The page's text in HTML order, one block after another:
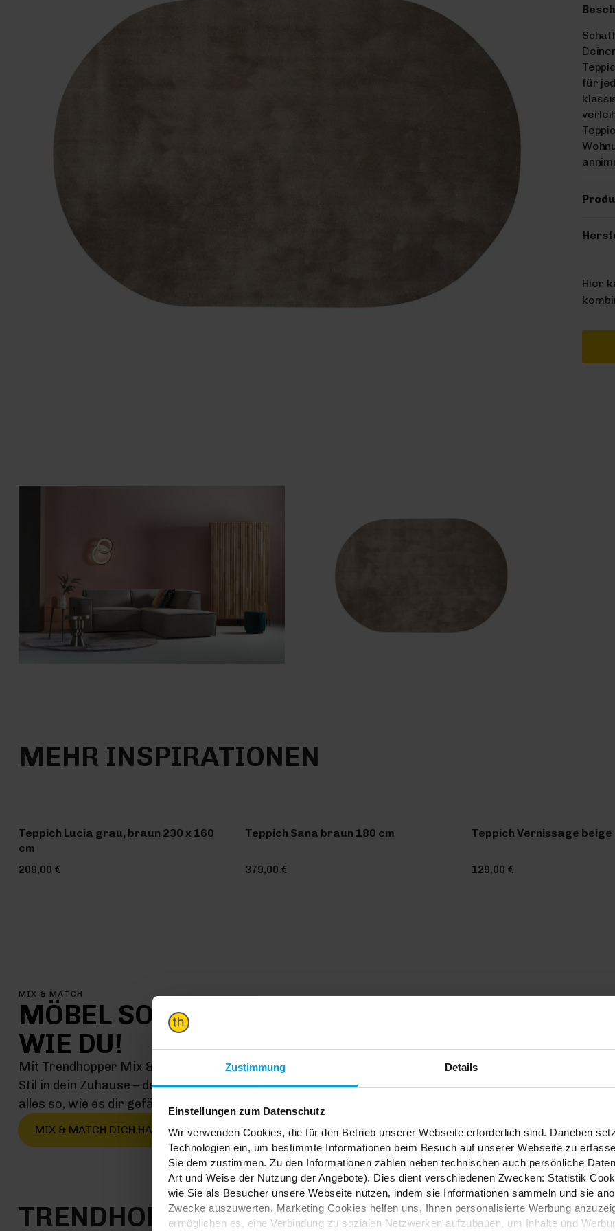
Zustimmung Details
Einstellungen zum Datenschutz
Wir verwenden Cookies, die für den Betrieb unserer Webseite erforderlich sind. Daneben
Technologien ein, um bestimmte Informationen beim Besuch auf unserer Webseite zu
Sie dem zustimmen. Zu den Informationen zählen neben technischen auch persönliche
Art und Weise der Nutzung der Angebote). Dies dient verschiedenen Zwecken: Statistik
wie Sie als Besucher unsere Webseite nutzen, indem sie Informationen sammeln und sie
Zwecke auszuwerten. Marketing Cookies helfen uns, Ihnen personalisierte Werbung
ermöglichen es, eine Verbindung zu sozialen Netzwerken aufzubauen, um Inhalte und
für
Hier
MEHR INSPIRATIONEN
Teppich Lucia grau, braun 230 x 160
cm
209,00 €
Teppich Sana braun 180 cm
379,00 €
Teppich Vernissage beige
129,00 €
MIX & MATCH
MÖBEL SO EINMALIG
WIE DU!
Mit Trendhopper Mix & Match kommt jetzt genau dein
Stil in dein Zuhause – denn hier kombinierst du einfach
alles so, wie es dir gefällt
MIX & MATCH DICH HAPPY
TRENDHOPPER STORES